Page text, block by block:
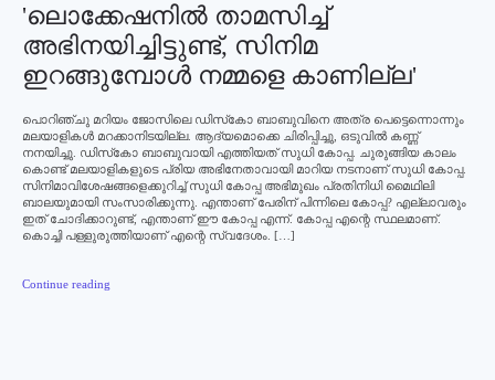
'ലൊക്കേഷനില്‍ താമസിച്ച്‌
അഭിനയിച്ചിട്ടുണ്ട്‌, സിനിമ
ഇറങ്ങുമ്പോള്‍ നമ്മളെ കാണില്ല'
പൊറിഞ്ചു മറിയം ജോസിലെ ഡിസ്‌കോ ബാബുവിനെ അത്ര പെട്ടെന്നൊന്നും
മലയാളികള്‍ മറക്കാനിടയില്ല. ആദ്യമൊക്കെ ചിരിപ്പിച്ചു, ഒടുവില്‍ കണ്ണ്
നനയിച്ചു. ഡിസ്‌കോ ബാബുവായി എത്തിയത് സുധി കോപ്പ. ചുരുങ്ങിയ കാലം
കൊണ്ട് മലയാളികളുടെ പ്രിയ അഭിനേതാവായി മാറിയ നടനാണ് സുധി കോപ്പ.
സിനിമാവിശേഷങ്ങളെക്കുറിച്ച് സുധി കോപ്പ അഭിമുഖം പ്രതിനിധി മൈഥിലി
ബാലയുമായി സംസാരിക്കുന്നു. എന്താണ് പേരിന് പിന്നിലെ കോപ്പ? എല്ലാവരും
ഇത് ചോദിക്കാറുണ്ട്, എന്താണ് ഈ കോപ്പ എന്ന്. കോപ്പ എന്റെ സ്ഥലമാണ്.
കൊച്ചി പള്ളുരുത്തിയാണ് എന്റെ സ്വദേശം. […]
Continue reading